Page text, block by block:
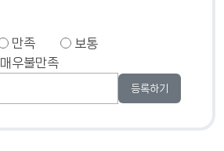
만족
보통
매우불만족